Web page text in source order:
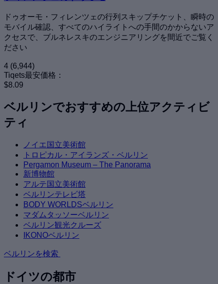
ドゥオーモ・フィレンツェの行列スキップチケット、瞬時の
モバイル確認、すべてのハイライトへの手間のかからないア
クセスで、ブルネレスキのエンジニアリングを間近でご覧く
ださい
4 (6,944)
Tiqets最安価格：
$8.09
ベルリンでおすすめの上位アクティビ
ティ
ノイエ国立美術館
トロピカル・アイランズ・ベルリン
Pergamon Museum – The Panorama
新博物館
アルテ国立美術館
ベルリンテレビ塔
BODY WORLDSベルリン
マダムタッソーベルリン
ベルリン観光クルーズ
IKONOベルリン
ベルリンを検索
ドイツの都市